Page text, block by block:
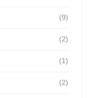
(9)
(2)
(1)
(2)